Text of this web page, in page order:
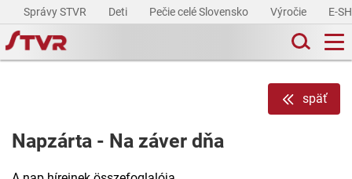
Správy STVR Deti Pečie celé Slovensko Výročie E-
späť
Napzárta - Na záver dňa